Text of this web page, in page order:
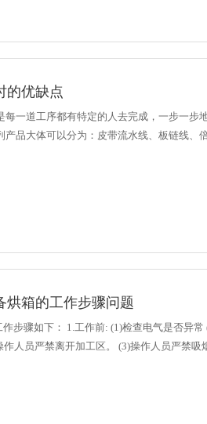
的优缺点
一道工序都有特定的人去完成，一步一
品大体可以分为：皮带流水线、板链线
烘箱的工作步骤问题
步骤如下： 1.工作前: (1)检查电气是否异
人员严禁离开加工区。 (3)操作人员严禁